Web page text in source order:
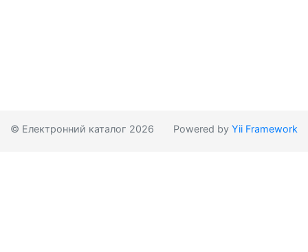
© Електронний каталог 2026 Powered by Yii Framework